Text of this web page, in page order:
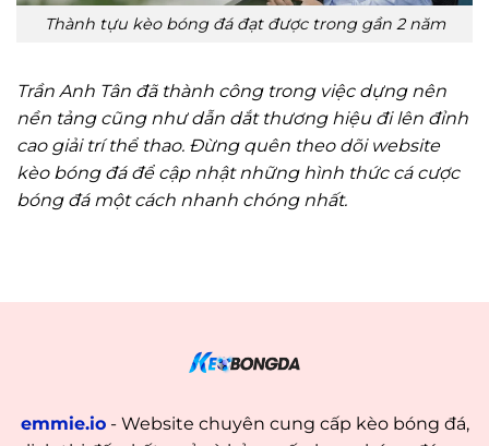
Thành tựu kèo bóng đá đạt được trong gần 2 năm
Trần Anh Tân đã thành công trong việc dựng nên
nền tảng cũng như dẫn dắt thương hiệu đi lên đỉnh
cao giải trí thể thao. Đừng quên theo dõi website
kèo bóng đá để cập nhật những hình thức cá cược
bóng đá một cách nhanh chóng nhất.
emmie.io- Website chuyên cung cấp kèo bóng đá,